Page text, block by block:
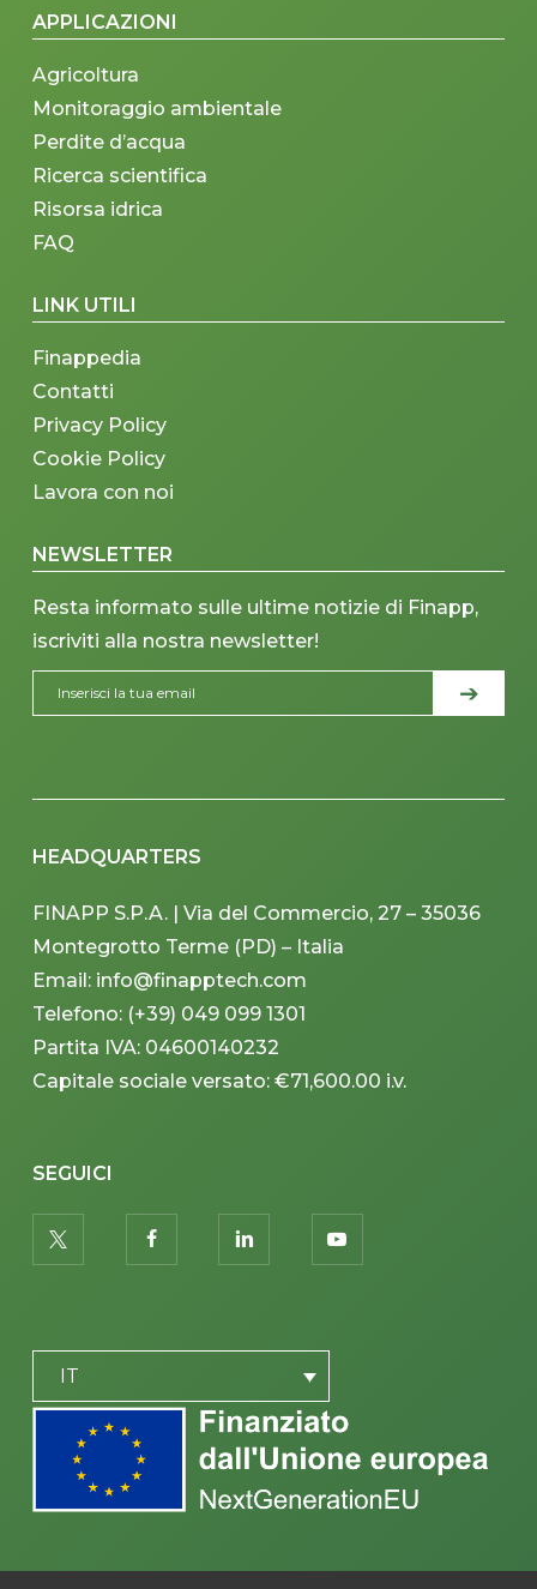
APPLICAZIONI
Agricoltura
Monitoraggio ambientale
Perdite d’acqua
Ricerca scientifica
Risorsa idrica
FAQ
LINK UTILI
Finappedia
Contatti
Privacy Policy
Cookie Policy
Lavora con noi
NEWSLETTER
Resta informato sulle ultime notizie di Finapp,
iscriviti alla nostra newsletter!
HEADQUARTERS
FINAPP S.P.A. | Via del Commercio, 27 – 35036
Montegrotto Terme (PD) – Italia
Email: info@finapptech.com
Telefono: (+39) 049 099 1301
Partita IVA: 04600140232
Capitale sociale versato: €71,600.00 i.v.
SEGUICI
twitter facebooklinkedin youtube
IT